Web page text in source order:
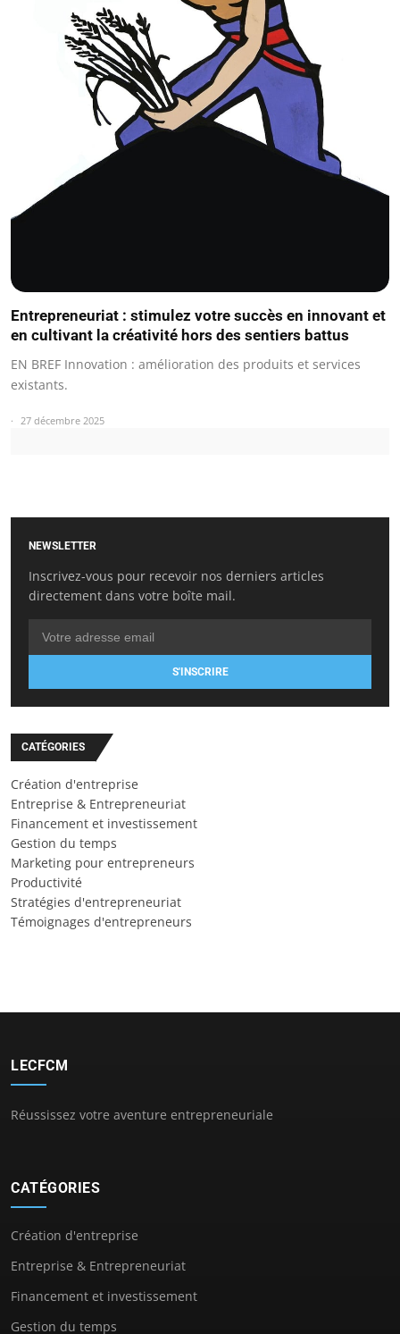
Entrepreneuriat : stimulez votre succès en innovant et
en cultivant la créativité hors des sentiers battus
EN BREF Innovation : amélioration des produits et services
existants.
27 décembre 2025
NEWSLETTER
Inscrivez-vous pour recevoir nos derniers articles
directement dans votre boîte mail.
S'INSCRIRE
CATÉGORIES
Création d'entreprise
Entreprise & Entrepreneuriat
Financement et investissement
Gestion du temps
Marketing pour entrepreneurs
Productivité
Stratégies d'entrepreneuriat
Témoignages d'entrepreneurs
LECFCM
Réussissez votre aventure entrepreneuriale
CATÉGORIES
Création d'entreprise
Entreprise & Entrepreneuriat
Financement et investissement
Gestion du temps